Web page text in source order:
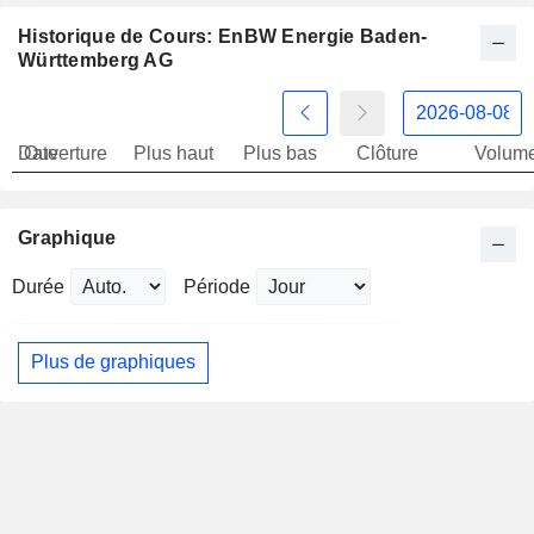
Historique de Cours: EnBW Energie Baden-
Württemberg AG
Date
Ouverture Plus haut Plus bas Clôture
Graphique
Durée Période
Plus de graphiques